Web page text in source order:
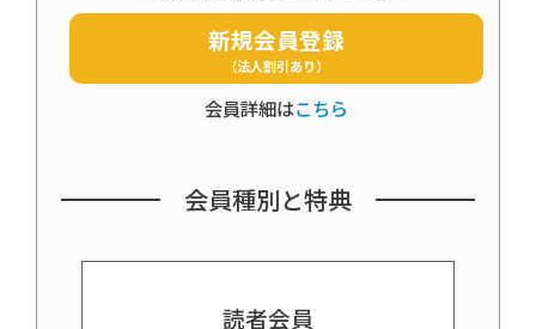
新規会員登録
（法人割引あり）
会員詳細はこちら
会員種別と特典
読者会員